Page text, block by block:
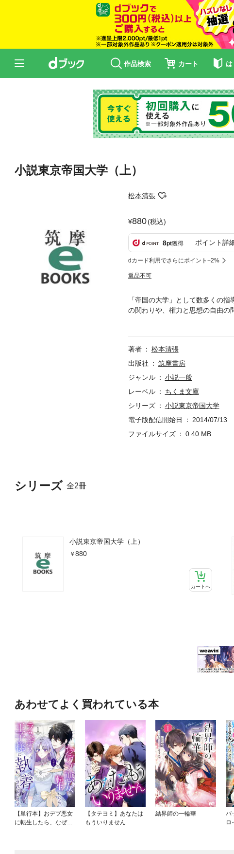
作品検索 カート
小説東京帝国大学（上）
松本清張
880(税込)
8pt獲得 ポイント詳
dカード利用でさらにポイント+2%
返品不可
シリーズ 全2冊
小説東京帝国大学（上）
880
カートへ
「帝国の大学」として数多くの
の関わりや、権力と思想の自由の
に端を発した「哲学館」事件や
著者
松本清張
出版社
筑摩書房
ジャンル
小説一般
レーベル
ちくま文庫
シリーズ
小説東京帝国大学
電子版配信開始日
2014/07/13
ファイルサイズ
0.40 MB
あわせてよく買われている本
【単行本】おデブ悪女
に転生したら、なぜか
【タテヨミ】あなたは
もういりません
結界師の一輪華
バ
ロ